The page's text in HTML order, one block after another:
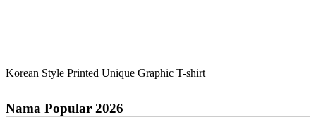
Korean Style Printed Unique Graphic T-shirt
Nama Popular 2026